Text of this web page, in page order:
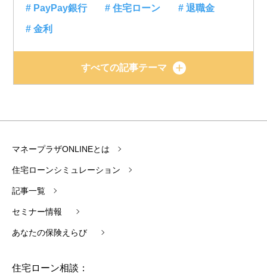
# PayPay銀行 # 住宅ローン # 退職金
# 金利
すべての記事テーマ
マネープラザONLINEとは
住宅ローンシミュレーション
記事一覧
セミナー情報
あなたの保険えらび
住宅ローン相談：